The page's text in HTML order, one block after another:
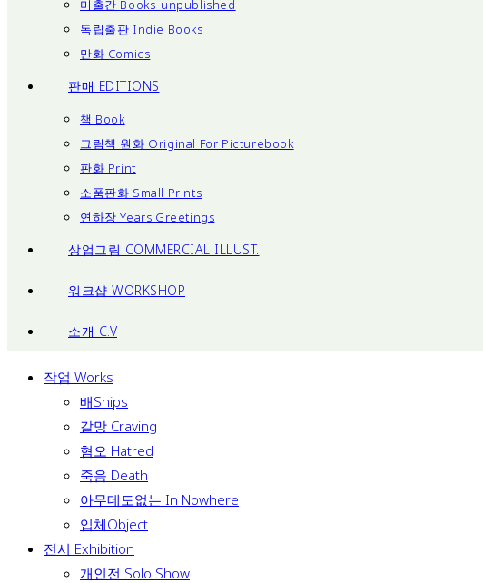
미출간 Books_unpublished
독립출판 Indie Books
만화 Comics
판매 EDITIONS
책 Book
그림책 원화 Original For Picturebook
판화 Print
소품판화 Small Prints
연하장 Years Greetings
상업그림 COMMERCIAL ILLUST.
워크샵 WORKSHOP
소개 C.V
작업 Works
배Ships
갈망 Craving
혐오 Hatred
죽음 Death
아무데도없는 In Nowhere
입체Object
전시 Exhibition
개인전 Solo Show